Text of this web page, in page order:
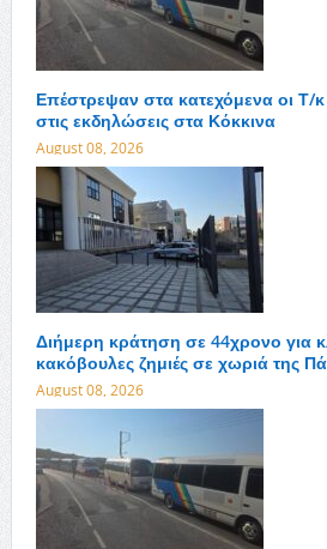
Επέστρεψαν στα κατεχόμενα οι Τ/
στις εκδηλώσεις στα Κόκκινα
August 08, 2026
Διήμερη κράτηση σε 44χρονο για
κακόβουλες ζημιές σε χωριά της
August 08, 2026